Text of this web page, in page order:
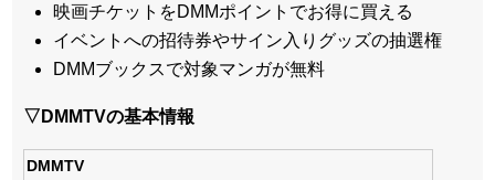
映画チケットをDMMポイントでお得に買える
イベントへの招待券やサイン入りグッズの抽選権
DMMブックスで対象マンガが無料
▽DMMTVの基本情報
DMMTV